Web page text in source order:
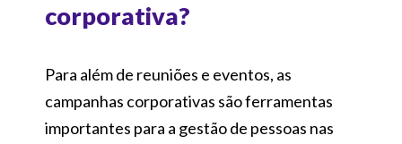
corporativa?
Para além de reuniões e eventos, as
campanhas corporativas são ferramentas
importantes para a gestão de pessoas nas